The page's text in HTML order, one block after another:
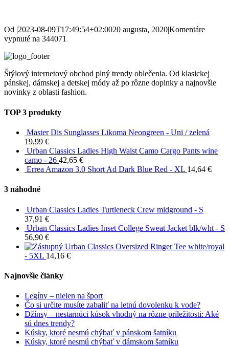
Od |2023-08-09T17:49:54+02:0020 augusta, 2020|Komentáre
vypnuté na 344071
Štýlový internetový obchod plný trendy oblečenia. Od klasickej
pánskej, dámskej a detskej módy až po rôzne doplnky a najnovšie
novinky z oblasti fashion.
TOP 3 produkty
Master Dis Sunglasses Likoma Neongreen - Uni / zelená
19,99 €
Urban Classics Ladies High Waist Camo Cargo Pants wine
camo - 26 42,65 €
Errea Amazon 3.0 Short Ad Dark Blue Red - XL 14,64 €
3 náhodné
Urban Classics Ladies Turtleneck Crew midground - S
37,91 €
Urban Classics Ladies Inset College Sweat Jacket blk/wht - S
56,90 €
Urban Classics Oversized Ringer Tee white/royal
- 5XL 14,16 €
Najnovšie články
Legíny – nielen na šport
Čo si určite musíte zabaliť na letnú dovolenku k vode?
Džínsy – nestarnúci kúsok vhodný na rôzne príležitosti: Aké
sú dnes trendy?
Kúsky, ktoré nesmú chýbať v pánskom šatníku
Kúsky, ktoré nesmú chýbať v dámskom šatníku